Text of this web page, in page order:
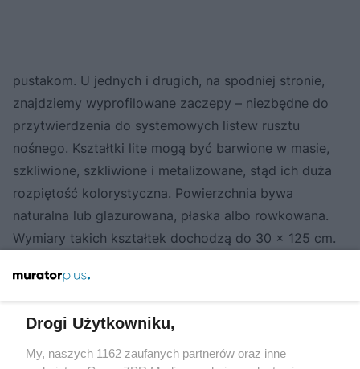
pustakom. U jednych i drugich, na spodniej stronie,
znajdziemy wyprofilowane zaczepy – niezbędne do
przytwierdzenia do systemowych listew rusztu
nośnego. Kształtki lite mogą być barwione w masie,
szkliwione, szkliwione i metalizowane, stąd ich duża
rozpiętość kolorystyczna. Powierzchnia bywa
naturalna lub glazurowana, płaska albo rowkowana.
Wymiary takich kształtek dochodzą do 30 x 125 cm.
Kształtki komorowe są również dostępne w wielu
gładkiej – w wersjach piaskowanych, żłobkowanych
lub ryflowanych. Charakteryzuje je niska
Drogi Użytkowniku,
My, naszych 1162 zaufanych partnerów oraz inne